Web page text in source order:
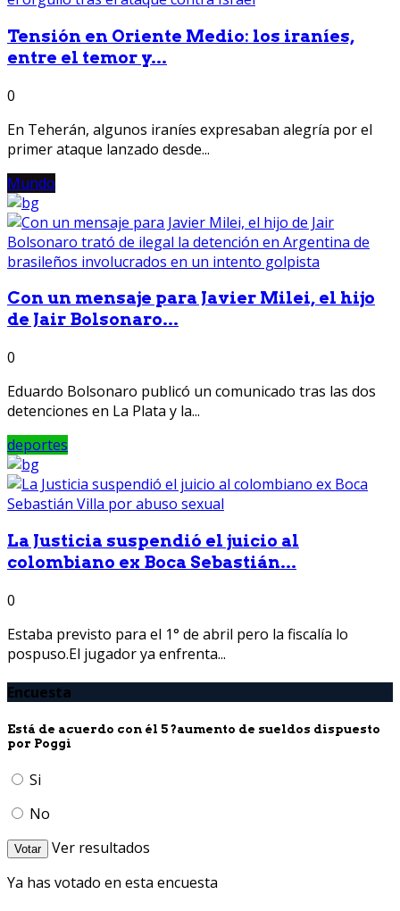
Tensión en Oriente Medio: los iraníes,
entre el temor y...
0
En Teherán, algunos iraníes expresaban alegría por el
primer ataque lanzado desde...
Mundo
Con un mensaje para Javier Milei, el hijo
de Jair Bolsonaro...
0
Eduardo Bolsonaro publicó un comunicado tras las dos
detenciones en La Plata y la...
deportes
La Justicia suspendió el juicio al
colombiano ex Boca Sebastián...
0
Estaba previsto para el 1° de abril pero la fiscalía lo
pospuso.El jugador ya enfrenta...
Encuesta
Está de acuerdo con él 5 ?aumento de sueldos dispuesto
por Poggi
Si
No
Votar
Ver resultados
Ya has votado en esta encuesta